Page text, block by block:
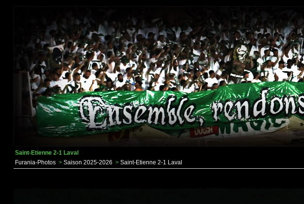
Saint-Etienne 2-1 Laval
Furania-Photos > Saison 2025-2026 > Saint-Etienne 2-1 Laval